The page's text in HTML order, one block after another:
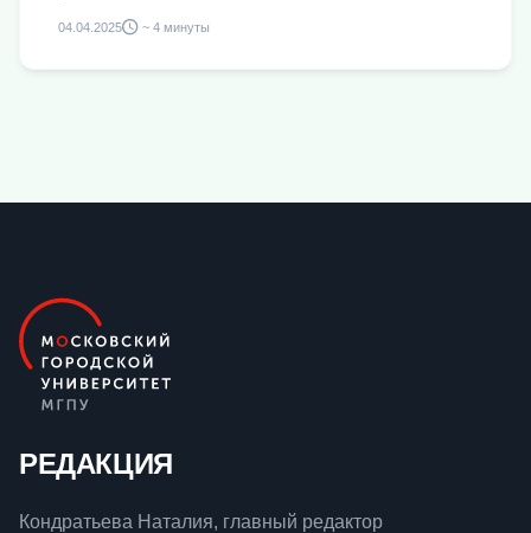
04.04.2025 ~ 4 минуты
РЕДАКЦИЯ
Кондратьева Наталия, главный редактор